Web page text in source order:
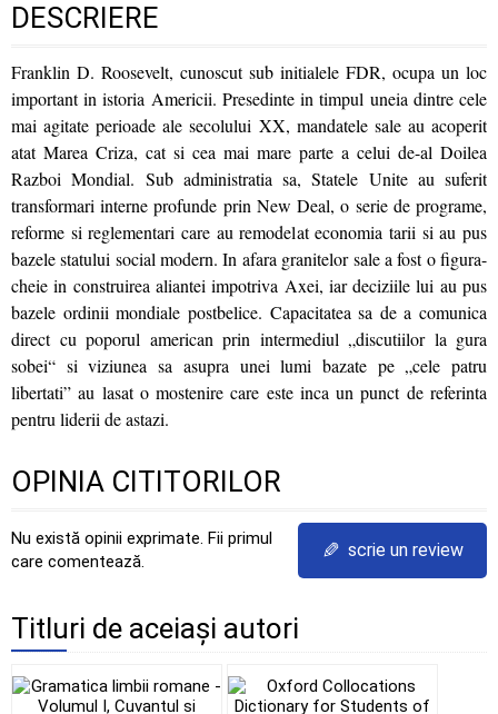
DESCRIERE
Franklin D. Roosevelt, cunoscut sub initialele FDR, ocupa un loc
important in istoria Americii. Presedinte in timpul uneia dintre cele
mai agitate perioade ale secolului XX, mandatele sale au acoperit
atat Marea Criza, cat si cea mai mare parte a celui de-al Doilea
Razboi Mondial. Sub administratia sa, Statele Unite au suferit
transformari interne profunde prin New Deal, o serie de programe,
reforme si reglementari care au remodelat economia tarii si au pus
bazele statului social modern. In afara granitelor sale a fost o figura-
cheie in construirea aliantei impotriva Axei, iar deciziile lui au pus
bazele ordinii mondiale postbelice. Capacitatea sa de a comunica
direct cu poporul american prin intermediul „discutiilor la gura
sobei“ si viziunea sa asupra unei lumi bazate pe „cele patru
libertati” au lasat o mostenire care este inca un punct de referinta
pentru liderii de astazi.
OPINIA CITITORILOR
Nu există opinii exprimate. Fii primul
care comentează.
✎ scrie un review
Titluri de aceiași autori